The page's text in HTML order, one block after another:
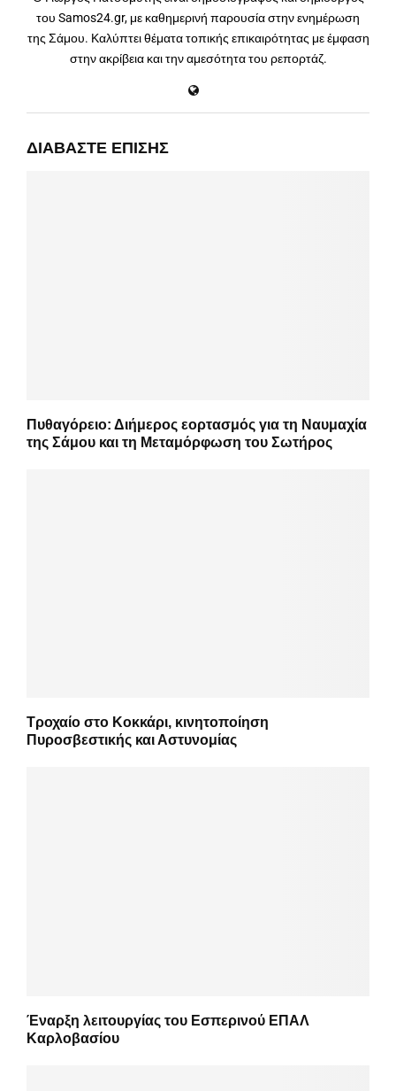
του Samos24.gr, με καθημερινή παρουσία στην ενημέρωση
της Σάμου. Καλύπτει θέματα τοπικής επικαιρότητας με έμφαση
στην ακρίβεια και την αμεσότητα του ρεπορτάζ.
ΔΙΑΒΆΣΤΕ ΕΠΊΣΗΣ
Πυθαγόρειο: Διήμερος εορτασμός για τη Ναυμαχία
της Σάμου και τη Μεταμόρφωση του Σωτήρος
Τροχαίο στο Κοκκάρι, κινητοποίηση
Πυροσβεστικής και Αστυνομίας
Έναρξη λειτουργίας του Εσπερινού ΕΠΑΛ
Καρλοβασίου